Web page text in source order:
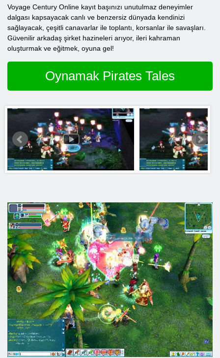
Voyage Century Online kayıt başınızı unutulmaz deneyimler
dalgası kapsayacak canlı ve benzersiz dünyada kendinizi
sağlayacak, çeşitli canavarlar ile toplantı, korsanlar ile savaşları.
Güvenilir arkadaş şirket hazineleri arıyor, ileri kahraman
oluşturmak ve eğitmek, oyuna gel!
Oynamak Pirates Tales